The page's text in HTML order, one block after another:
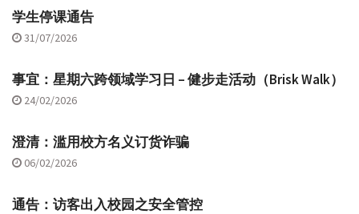
学生停课通告
31/07/2026
事宜：星期六跨领域学习日 – 健步走活动（Brisk Walk）
24/02/2026
澄清：滥用校方名义订货诈骗
06/02/2026
通告：访客出入校园之安全管控